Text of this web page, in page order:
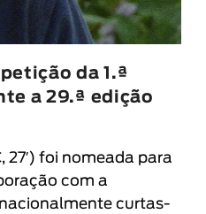
da 1.ª
a 29.ª edição
27′) foi nomeada para
com a
curtas-